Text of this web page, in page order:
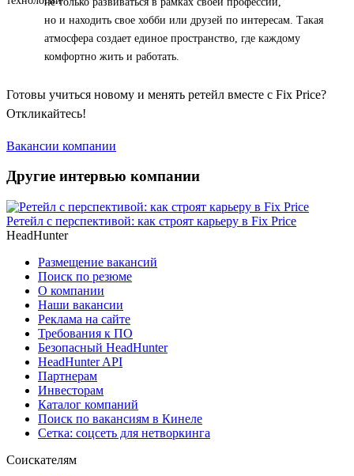
но и находить свое хобби или друзей по интересам. Такая
атмосфера создает единое пространство, где каждому
комфортно жить и работать.
Готовы учиться новому и менять ретейл вместе с Fix Price?
Откликайтесь!
Вакансии компании
Другие интервью компании
Ретейл с перспективой: как строят карьеру в Fix Price
HeadHunter
Размещение вакансий
Поиск по резюме
О компании
Наши вакансии
Реклама на сайте
Требования к ПО
Безопасный HeadHunter
HeadHunter API
Партнерам
Инвесторам
Каталог компаний
Поиск по вакансиям в Кинеле
Сетка: соцсеть для нетворкинга
Соискателям